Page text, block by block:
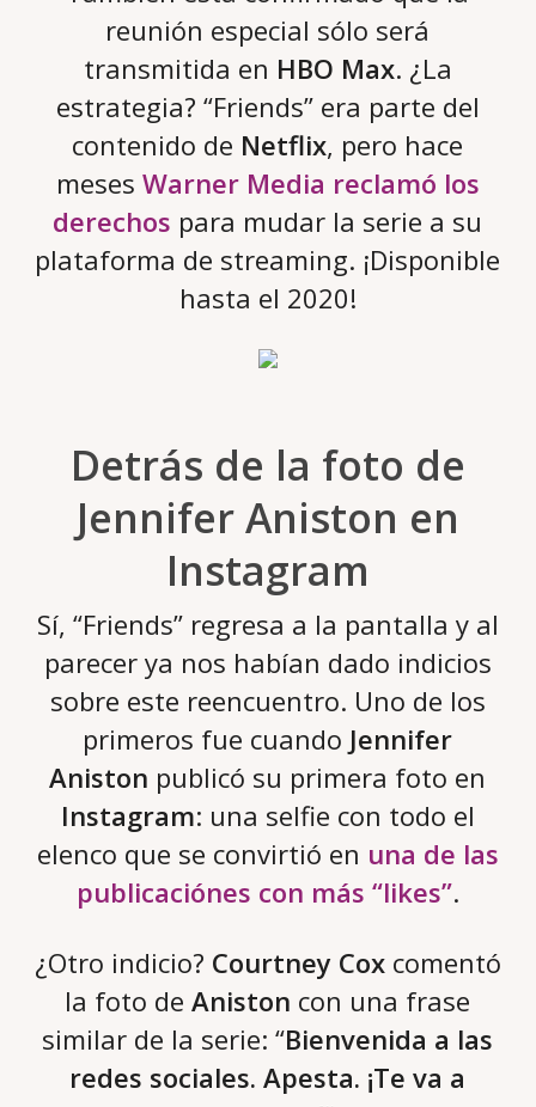
reunión especial sólo será
transmitida en HBO Max. ¿La
estrategia? “Friends” era parte del
contenido de Netflix, pero hace
meses Warner Media reclamó los
derechos para mudar la serie a su
plataforma de streaming. ¡Disponible
hasta el 2020!
Detrás de la foto de
Jennifer Aniston en
Instagram
Sí, “Friends” regresa a la pantalla y al
parecer ya nos habían dado indicios
sobre este reencuentro. Uno de los
primeros fue cuando Jennifer
Aniston publicó su primera foto en
Instagram: una selfie con todo el
elenco que se convirtió en una de las
publicaciónes con más “likes”.
¿Otro indicio? Courtney Coxcomentó
la foto deAniston con una frase
similar de la serie: “Bienvenida a las
redes sociales. Apesta. ¡Te va a